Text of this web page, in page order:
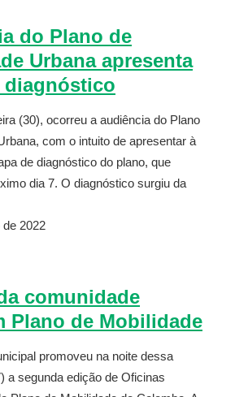
do Plano de
Urbana apresenta
diagnóstico
(30), ocorreu a audiência do Plano
com o intuito de apresentar à
de diagnóstico do plano, que
dia 7. O diagnóstico surgiu da
2022
comunidade
Plano de Mobilidade
promoveu na noite dessa
a segunda edição de Oficinas